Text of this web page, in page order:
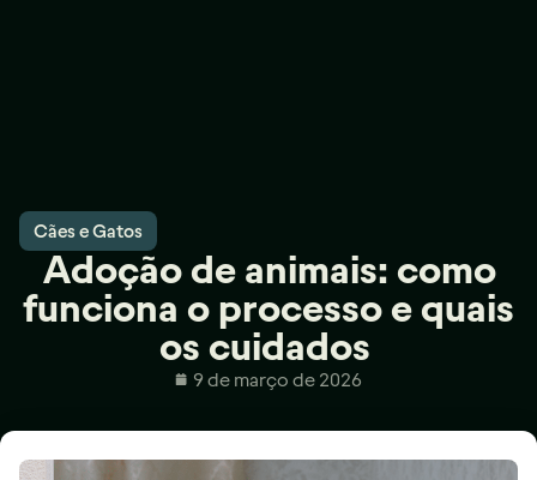
Cães e Gatos
Adoção de animais: como
funciona o processo e quais
os cuidados
9 de março de 2026